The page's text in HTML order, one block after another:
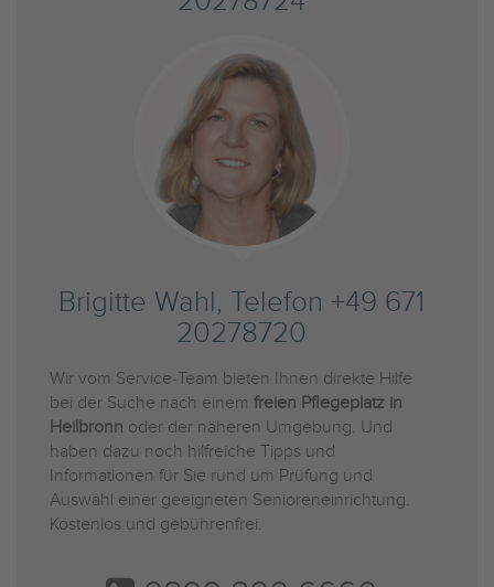
Brigitte Wahl, Telefon +49 671
20278720
Wir vom Service-Team bieten Ihnen direkte Hilfe
bei der Suche nach einem freien Pflegeplatz in
Heilbronn oder der näheren Umgebung. Und
haben dazu noch hilfreiche Tipps und
Informationen für Sie rund um Prüfung und
Auswahl einer geeigneten Senioreneinrichtung.
Kostenlos und gebührenfrei.